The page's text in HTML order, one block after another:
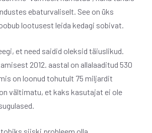
ebaturvaliselt. See on üks
lootusest leida kedagi sobivat.
et need saidid oleksid täiuslikud.
2012. aastal on allalaaditud 530
on loonud tohutult 75 miljardit
vältimatu, et kaks kasutajat ei ole